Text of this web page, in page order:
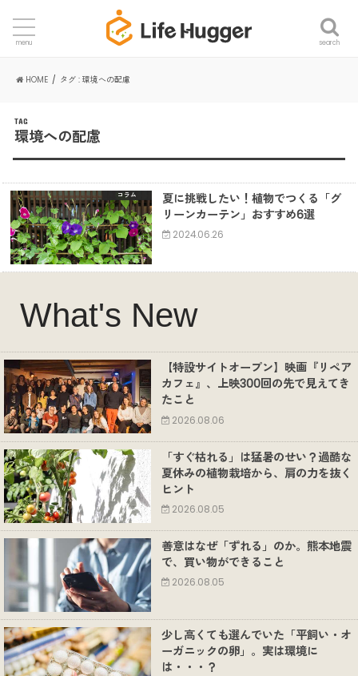
search
menu
HOME タグ : 環境への配慮
TAG
環境への配慮
コラム
夏に挑戦したい！植物でつくる「グ
リーンカーテン」おすすめ6選
2024.06.26
What's New
【特設サイトオープン】映画『リペア
カフェ』、上映300回の先で見えてき
たこと
2026.08.06
「すぐ枯れる」は猛暑のせい？過酷な
夏休みの植物栽培から、肩の力を抜く
ヒント
2026.08.05
善意はなぜ「ずれる」のか。熊本地震
で、買い物ができること
2026.08.05
少し高くても選んでいた「平飼い・オ
ーガニックの卵」。実は環境に
は・・・？